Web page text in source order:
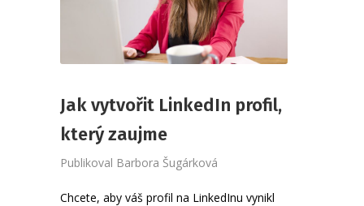
Jak vytvořit LinkedIn profil,
který zaujme
Publikoval Barbora Šugárková
Chcete, aby váš profil na LinkedInu vynikl